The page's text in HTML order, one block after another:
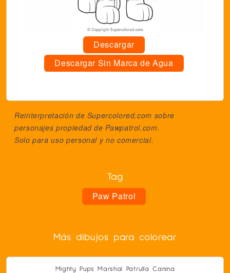
Descargar
Descargar Sin Marca de Agua
Reinterpretación de Supercolored.com sobre
personajes propiedad dePawpatrol.com.
Solo para uso personal y no comercial.
Tag
Paw Patrol
Más dibujos para colorear
Mighty Pups Marshal Patrulla Canina